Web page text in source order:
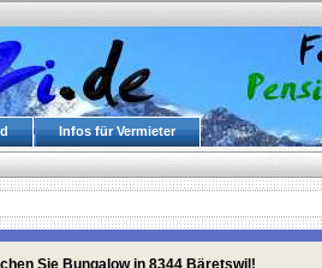
Infos für Vermieter
Sie Bungalow in 8344 Bäretswil!